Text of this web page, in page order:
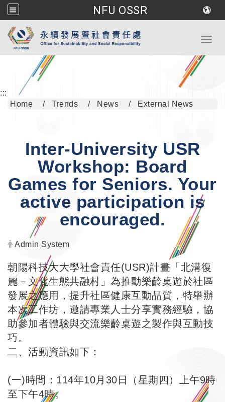
NFU OSSR
Go to main content
:::
Home
Trends News External News
Inter-University USR
Workshop: Board
Games for Seniors. Your
active participation is
encouraged.
Author:
Admin System
朝陽科技大大學社會責任(USR)計畫「北溝復
麗－文化生態共融村」為推動樂齡桌遊於社區
發展之應用，提升社區健康互動品質，特舉辦
本次工作坊，邀請專業人士分享實務經驗，協
助參加者體驗與交流樂齡桌遊之製作與互動技
巧。
二、活動資訊如下：
(一)時間：114年10月30日（星期四）上午9時
至下午4時。